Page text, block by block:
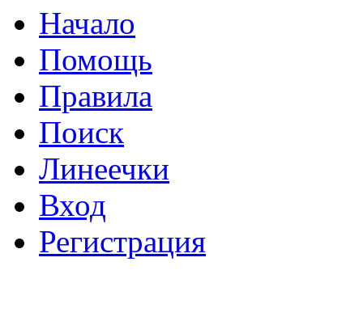
Начало
Помощь
Правила
Поиск
Линеечки
Вход
Регистрация